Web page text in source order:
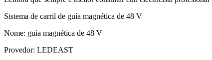
Sistema de carril de guía magnética de 48 V
Nome: guía magnética de 48 V
Provedor: LEDEAST